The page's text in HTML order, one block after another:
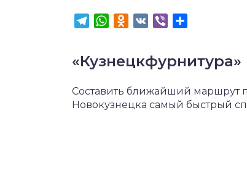
TelegramWhatsApp
Odnoklassniki
VK Viber
Составить ближайший маршрут
Новокузнецка самый быстрый